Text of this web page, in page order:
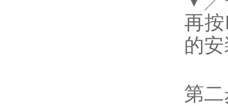
再
的
第